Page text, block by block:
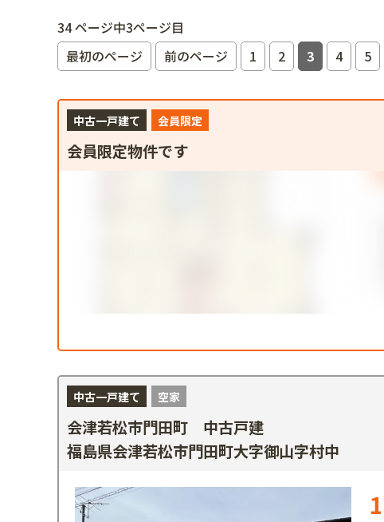
34 ページ中3ページ目
最初のページ
前のページ 1 2 3 4 5
中古一戸建て 会員限定
会員限定物件です
中古一戸建て 空家
会津若松市門田町 中古戸建
福島県会津若松市門田町大字御山字村中